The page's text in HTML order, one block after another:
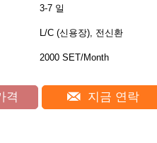
3-7 일
L/C (신용장), 전신환
2000 SET/Month
격 지금 연락